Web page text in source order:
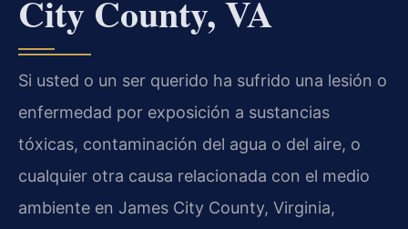
City County, VA
Si usted o un ser querido ha sufrido una lesión o
enfermedad por exposición a sustancias
tóxicas, contaminación del agua o del aire, o
cualquier otra causa relacionada con el medio
ambiente en James City County, Virginia,